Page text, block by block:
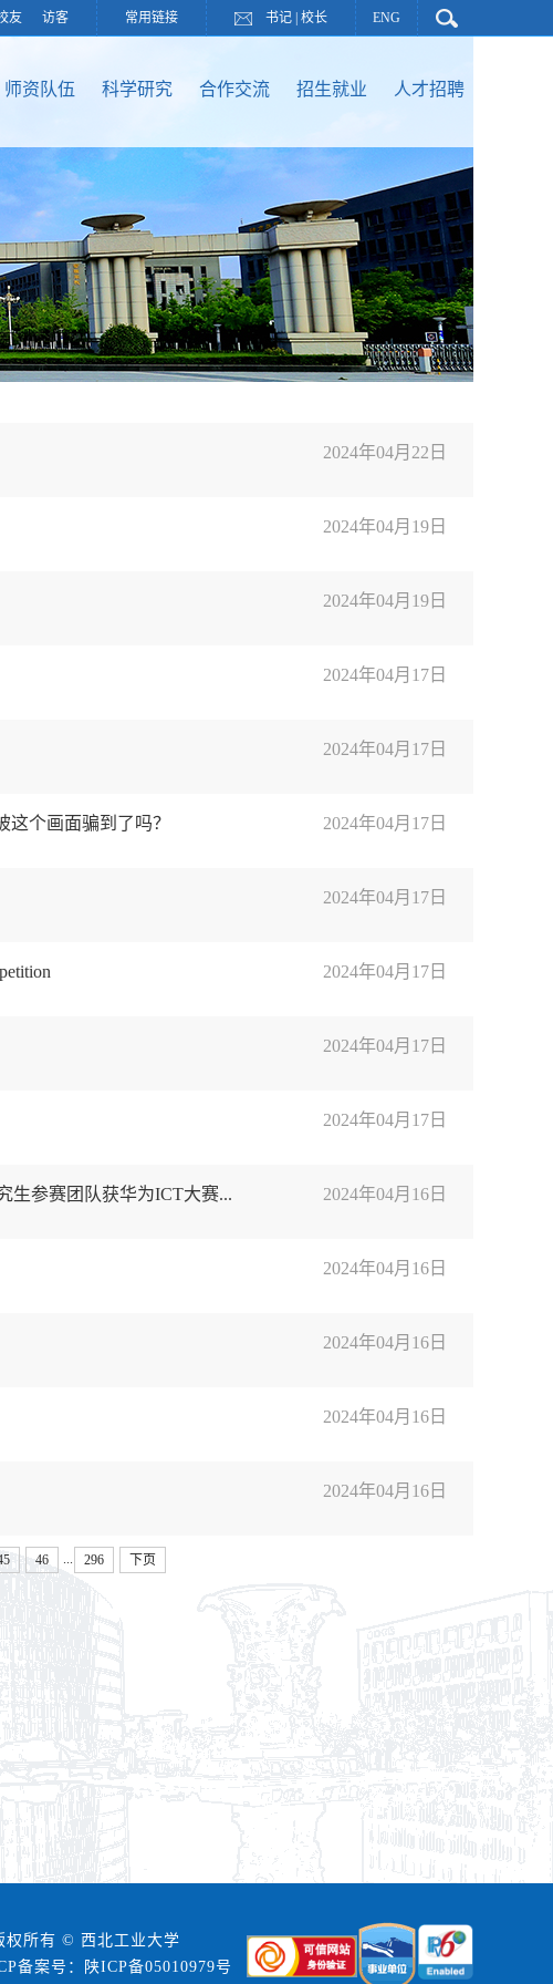
友 访客 常用链接 书记 校长 ENG
师资队伍 科学研究 合作交流 招生就业 人才招聘
2024年04月22日
2024年04月19日
2024年04月19日
2024年04月17日
2024年04月17日
个画面骗到了吗？ 2024年04月17日
2024年04月17日
2024年04月17日
2024年04月17日
2024年04月17日
生参赛团队获华为ICT大赛... 2024年04月16日
2024年04月16日
2024年04月16日
2024年04月16日
2024年04月16日
46 296 下页
权所有 © 西北工业大学
备案号：陕ICP备05010979号